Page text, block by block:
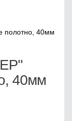
40мм
40мм